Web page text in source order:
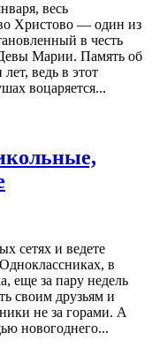
весь
Христово — один из
в честь
Марии. Память об
ведь в этот
воцаряется...
сетях и ведете
в
еще за пару недель
своим друзьям и
не за горами. А
новогоднего...